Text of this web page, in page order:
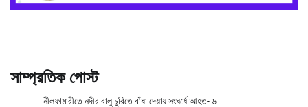
সাম্প্রতিক পোস্ট
নীলফামারীতে নদীর বালু চুরিতে বাঁধা দেয়ায় সংঘর্ষে আহত- ৬